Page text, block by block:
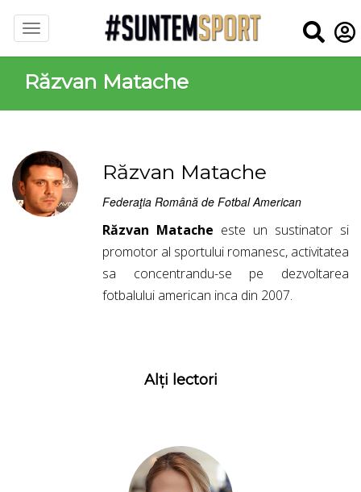
Răzvan Matache
Răzvan Matache
Federaţia Română de Fotbal American
Răzvan Matache este un sustinator si
promotor al sportului romanesc, activitatea
sa concentrandu-se pe dezvoltarea
fotbalului american inca din 2007.
Alți lectori